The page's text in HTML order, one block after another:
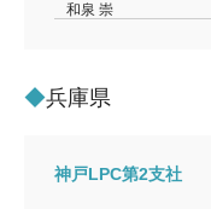
和泉 崇
兵庫県
神戸LPC第2支社